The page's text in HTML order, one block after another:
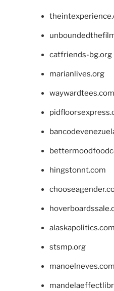
catfriends-bg.org
marianlives.org
waywardtees.com
hingstonnt.com
alaskapolitics.com
stsmp.org
manoelneves.com